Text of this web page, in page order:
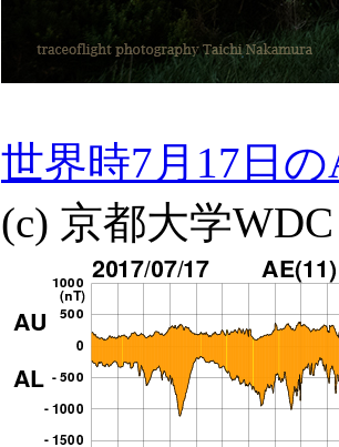
世界時7月17日
(c) 京都大学WDC